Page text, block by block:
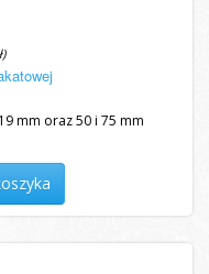
mm oraz 50 i 75 mm